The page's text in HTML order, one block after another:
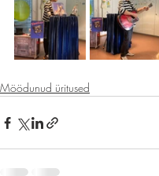
Möödunud üritused